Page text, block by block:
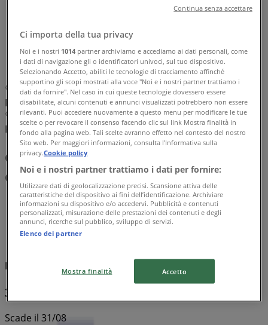
Offerte di Banche e Assicurazioni a Caltanissetta
»
Deutsche Bank | Via Libertà, 114
Mappa
0934 551250
Ufficio Dei Consulenti
Finanziari Di F&F
Mappa
0934 551250
Ufficio Dei Consulenti
Finanziari Di F&F
Offerte di Deutsche Bank a
Caltanissetta
Deutsche Bank
3%
Scade il 31/08
Ci importa della tua privacy
Noi e i nostri 1014 partner archiviamo e accediamo ai dati personali, come
i dati di navigazione gli o identificatori univoci, sul tuo dispositivo.
Selezionando Accetto, abiliti le tecnologie di tracciamento affinché
supportino gli scopi mostrati alla voce "Noi e i nostri partner trattiamo i
dati da fornire". Nel caso in cui queste tecnologie dovessero essere
disabilitate, alcuni contenuti e annunci visualizzati potrebbero non essere
rilevanti. Puoi accedere nuovamente a questo menu per modificare le tue
scelte o per revocare il consenso facendo clic sul link Mostra finalità in
fondo alla pagina web. Tali scelte avranno effetto nel contesto del nostro
Sito web. Per maggiori informazioni, consulta l'Informativa sulla
privacy.Cookie policy
Noi e i nostri partner trattiamo i dati per fornire:
Utilizzare dati di geolocalizzazione precisi. Scansione attiva delle
caratteristiche del dispositivo ai fini dell’identificazione. Archiviare
informazioni su dispositivo e/o accedervi. Pubblicità e contenuti
personalizzati, misurazione delle prestazioni dei contenuti e degli
annunci, ricerche sul pubblico, sviluppo di servizi.
Elenco dei partner
Mostra finalità Accetto
Continua senza accettare